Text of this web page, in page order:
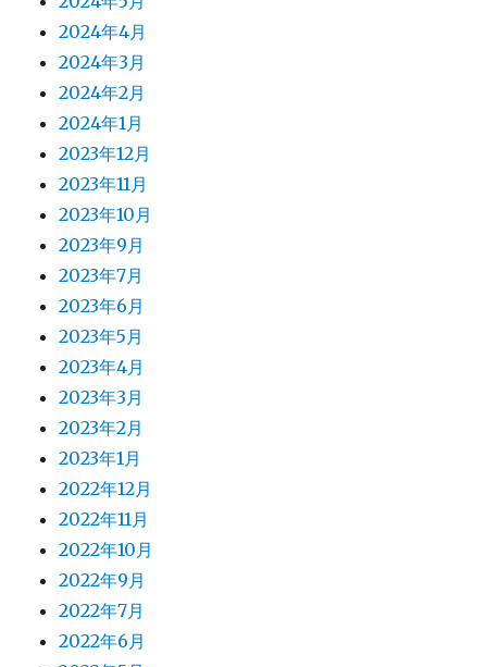
アーカイブ
2026年7月
2026年6月
2026年5月
2026年4月
2026年3月
2026年2月
2026年1月
2025年12月
2025年11月
2025年10月
2025年9月
2025年7月
2025年6月
2025年5月
2025年4月
2025年3月
2025年2月
2025年1月
2024年12月
2024年11月